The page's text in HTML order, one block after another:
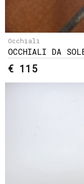
Occhiali
OCCHIALI DA
€ 115